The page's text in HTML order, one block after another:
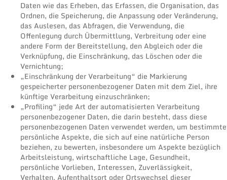
Daten wie das Erheben, das Erfassen, die Organisation, das
Ordnen, die Speicherung, die Anpassung oder Veränderung,
das Auslesen, das Abfragen, die Verwendung, die
Offenlegung durch Übermittlung, Verbreitung oder eine
andere Form der Bereitstellung, den Abgleich oder die
Verknüpfung, die Einschränkung, das Löschen oder die
Vernichtung;
„Einschränkung der Verarbeitung“ die Markierung
gespeicherter personenbezogener Daten mit dem Ziel, ihre
künftige Verarbeitung einzuschränken;
„Profiling“ jede Art der automatisierten Verarbeitung
personenbezogener Daten, die darin besteht, dass diese
personenbezogenen Daten verwendet werden, um bestimmte
persönliche Aspekte, die sich auf eine natürliche Person
beziehen, zu bewerten, insbesondere um Aspekte bezüglich
Arbeitsleistung, wirtschaftliche Lage, Gesundheit,
persönliche Vorlieben, Interessen, Zuverlässigkeit,
Verhalten, Aufenthaltsort oder Ortswechsel dieser